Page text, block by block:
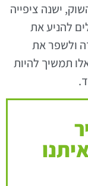
ישנה ציפייה
להניע את
ולשפר את
תמשיך להיות